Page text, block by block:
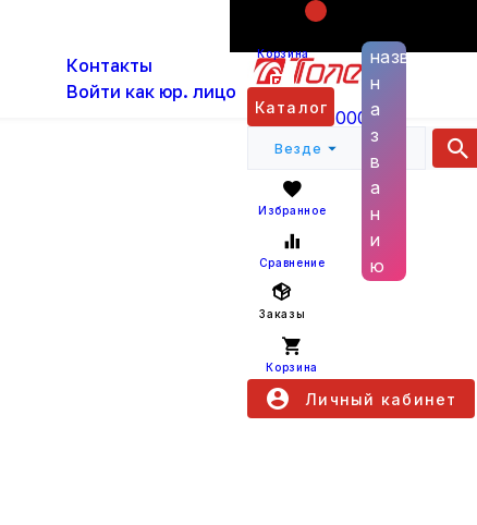
Контакты
Войти как юр. лицо
Корзина
+7 (800) 6000 600
Каталог
Везде
названию
н
а
з
в
а
н
и
ю
Избранное
Сравнение
Заказы
Корзина
Личный кабинет
Каталог Кабельная арматура
(100шт) IEK UHH31-D025-200-100